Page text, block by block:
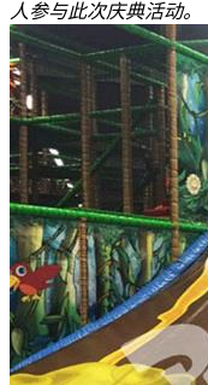
人参与此次庆典活动。